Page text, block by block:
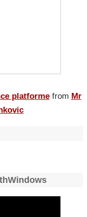
platforme from Mr